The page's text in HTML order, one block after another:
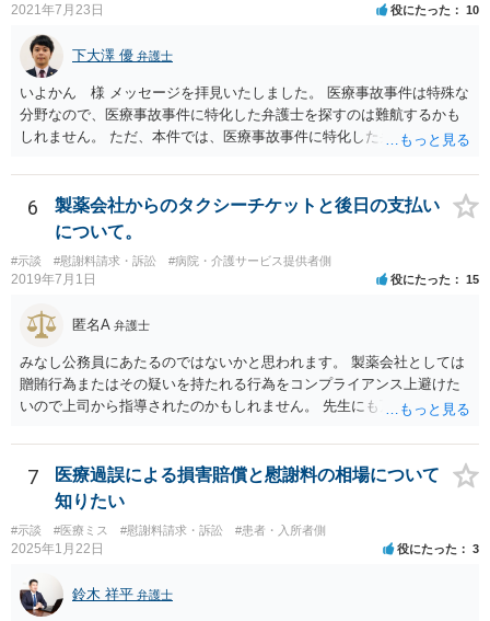
2021年7月23日 役にたった 10
下大澤 優 弁護士
いよかん 様 メッセージを拝見いたしました。 医療事故事件は特殊な
分野なので、医療事故事件に特化した弁護士を探すのは難航するかも
しれません。 ただ、本件では、医療事故事件に特化した弁護士でなく
の過失（医療ミス）の立証なのですが、本件では過失自体には争いが
ないため、損害額の立証が主なポイントになります。 損害額に立証に
関しては、交通事故事件と同様の発想で考えればよいので、対応でき
る弁護士は多いと思います。 今後の交渉については、ご自身で対応さ
れることも可能ではありますが、相手方保険会社は容易に増額に応じ
ない（多少の増額はあり得るとしても、裁判基準での和解は難しい）
と思われます。 弁護士が介入することにより提示額が大きく変わるこ
とは多々あるため、可能であれば弁護士に依頼した上での交渉をお勧
めしたいところです。
6
製薬会社からのタクシーチケットと後日の支払い
について。
#示談 #慰謝料請求・訴訟 #病院・介護サービス提供者側
2019年7月1日 役にたった 15
匿名A 弁護士
みなし公務員にあたるのではないかと思われます。 製薬会社としては
贈賄行為またはその疑いを持たれる行為をコンプライアンス上避けた
いので上司から指導されたのかもしれません。 先生にも万一迷惑をか
7
医療過誤による損害賠償と慰謝料の相場について
知りたい
#示談 #医療ミス #慰謝料請求・訴訟 #患者・入所者側
2025年1月22日 役にたった 3
鈴木 祥平 弁護士